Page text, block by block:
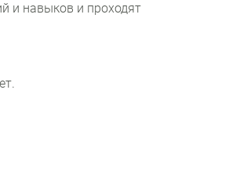
и навыков и проходят